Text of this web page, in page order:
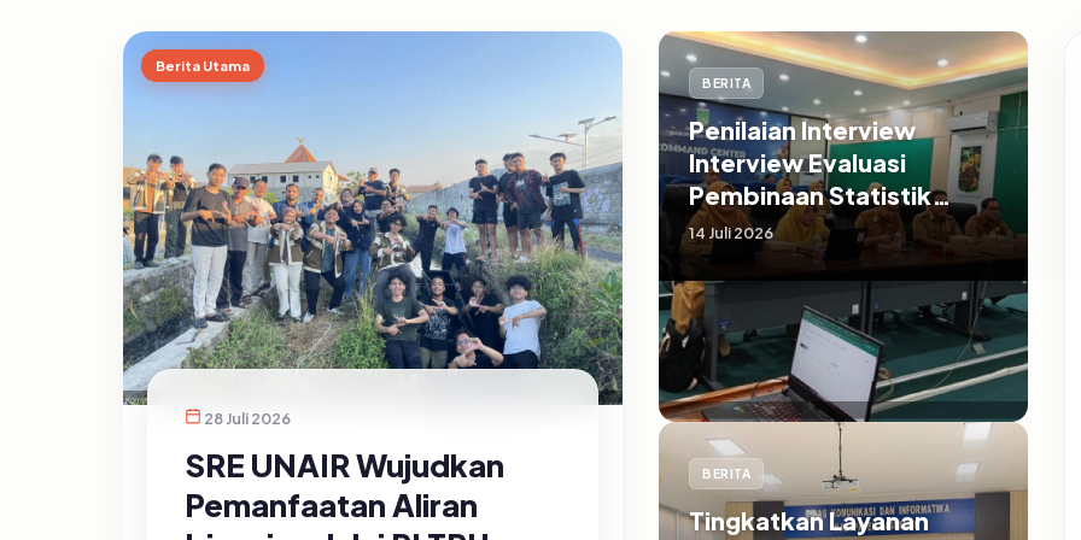
Berita Utama
28 Juli 2026
SRE UNAIR Wujudkan
Pemanfaatan Aliran
BERITA
Penilaian Interview
Interview Evaluasi
Pembinaan Statistik
Sektoral Kabupaten
Pasuruan
14 Juli 2026
BERITA
Tingkatkan Layanan